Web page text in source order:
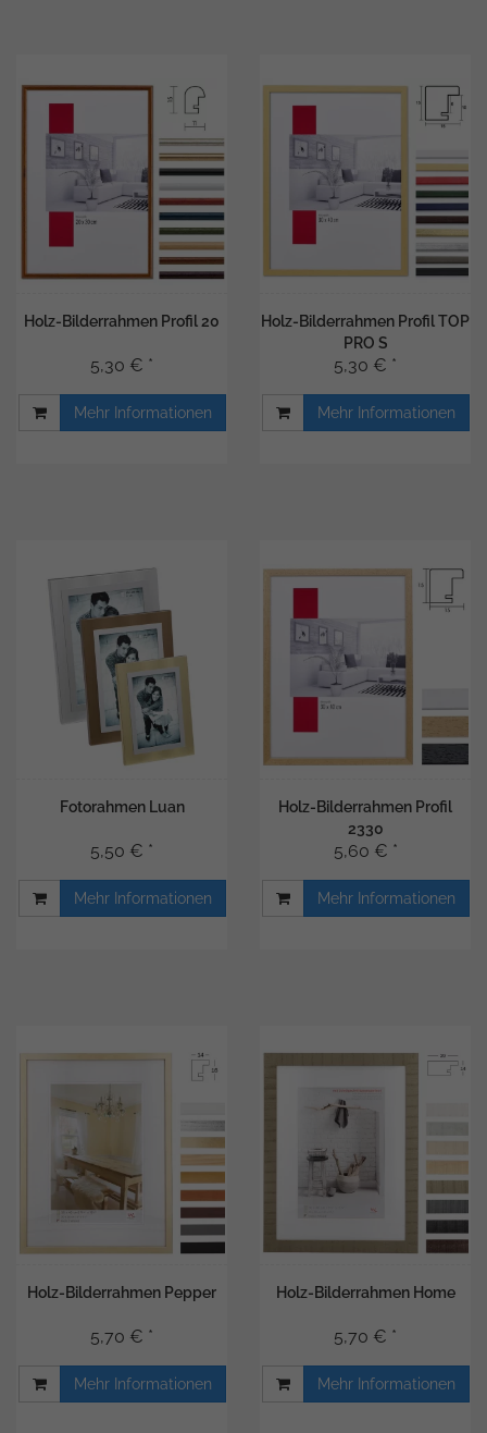
Holz-Bilderrahmen Profil 20
5,30 € *
Mehr Informationen
Holz-Bilderrahmen Profil TOP
PRO S
5,30 € *
Mehr Informationen
Fotorahmen Luan
5,50 € *
Mehr Informationen
Holz-Bilderrahmen Profil
2330
5,60 € *
Mehr Informationen
Holz-Bilderrahmen Pepper
5,70 € *
Mehr Informationen
Holz-Bilderrahmen Home
5,70 € *
Mehr Informationen